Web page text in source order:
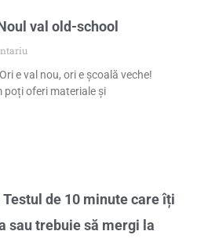
val old-school
e val nou, ori e școală veche!
poți oferi materiale și
de 10 minute care îți
sau trebuie să mergi la